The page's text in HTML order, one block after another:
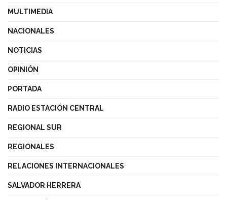
MULTIMEDIA
NACIONALES
NOTICIAS
OPINIÓN
PORTADA
RADIO ESTACIÓN CENTRAL
REGIONAL SUR
REGIONALES
RELACIONES INTERNACIONALES
SALVADOR HERRERA